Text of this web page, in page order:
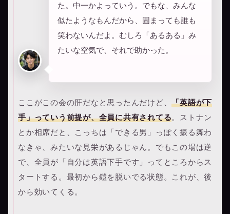
た。中一かよっていう。でもな、みんな
似たようなもんだから、固まっても誰も
笑わないんだよ。むしろ「あるある」み
たいな空気で、それで助かった。
ここがこの会の肝だなと思ったんだけど、「英語が下
手」っていう前提が、全員に共有されてる。ストナン
とか相席だと、こっちは「できる男」っぽく振る舞わ
なきゃ、みたいな見栄があるじゃん。でもこの場は逆
で、全員が「自分は英語下手です」ってところからス
タートする。最初から鎧を脱いでる状態。これが、後
から効いてくる。